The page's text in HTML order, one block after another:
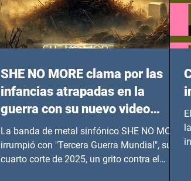
SHE NO MORE clama por las
infancias atrapadas en la
guerra con su nuevo video
TERCERA GUERRA MUNDIAL
La banda de metal sinfónico SHE NO MORE
irrumpió con "Tercera Guerra Mundial", su
cuarto corte de 2025, un grito contra el